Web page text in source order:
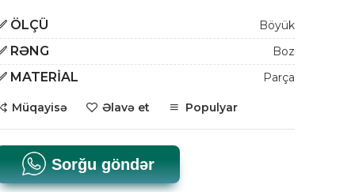
ÖLÇÜ Böyük
RƏNG Boz
MATERIAL Parça
Müqayisə Əlavə et Populyar
Sorğu göndər